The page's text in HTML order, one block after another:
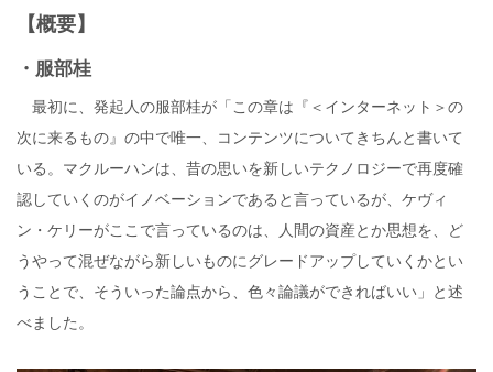
【概要】
・服部桂
最初に、発起人の服部桂が「この章は『＜インターネット＞の
次に来るもの』の中で唯一、コンテンツについてきちんと書いて
いる。マクルーハンは、昔の思いを新しいテクノロジーで再度確
認していくのがイノベーションであると言っているが、ケヴィ
ン・ケリーがここで言っているのは、人間の資産とか思想を、ど
うやって混ぜながら新しいものにグレードアップしていくかとい
うことで、そういった論点から、色々論議ができればいい」と述
べました。